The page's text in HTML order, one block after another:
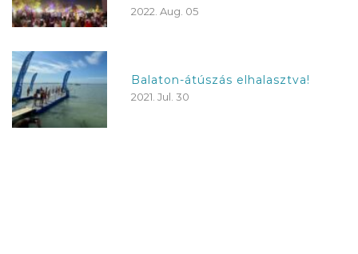
2022. Aug. 05
Balaton-átúszás elhalasztva!
2021. Jul. 30